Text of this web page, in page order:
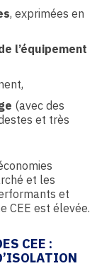
, exprimées en
l’équipement
(avec des
et très
et les
et
CEE est élevée.
CEE :